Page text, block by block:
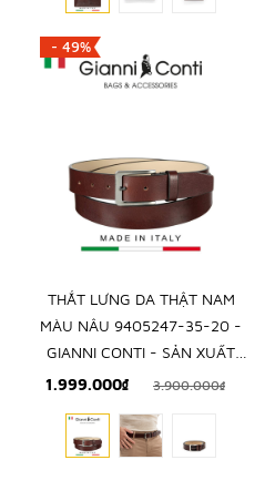
- 49%
THẮT LƯNG DA THẬT NAM
MÀU NÂU 9405247-35-20 -
GIANNI CONTI - SẢN XUẤT
THỦ CÔNG TỪ ITALIA
1.999.000₫ 3.900.000₫